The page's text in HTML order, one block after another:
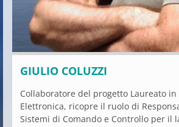
GIULIO COLUZZI
Collaboratore del progetto Laureato in
Elettronica, ricopre il ruolo di
Sistemi di Comando e Controllo per il